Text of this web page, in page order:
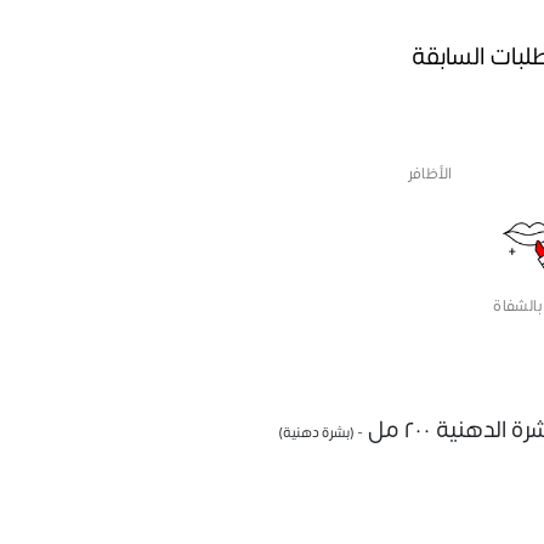
السابقة
الأظافر
٢٠٠ مل - (بشرة دهنية)